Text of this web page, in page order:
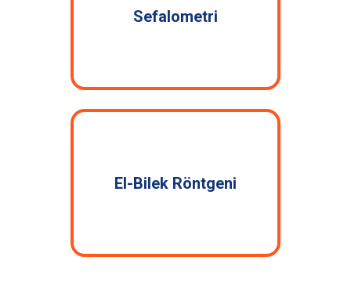
Sefalometri
El-Bilek Röntgeni